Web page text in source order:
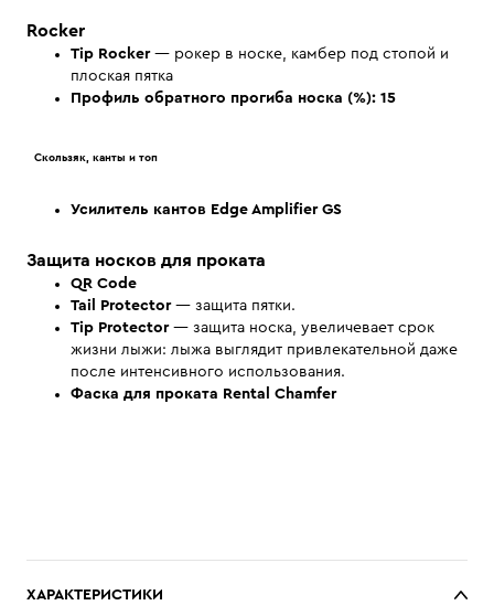
Rocker
Tip Rocker — рокер в носке, камбер под стопой и
плоская пятка
Профиль обратного прогиба носка (%): 15
Скользяк, канты и топ
Усилитель кантов Edge Amplifier GS
Защита носков для проката
QR Code
Tail Protector — защита пятки.
Tip Protector — защита носка, увеличевает срок
жизни лыжи: лыжа выглядит привлекательной даже
после интенсивного использования.
Фаска для проката Rental Chamfer
ХАРАКТЕРИСТИКИ